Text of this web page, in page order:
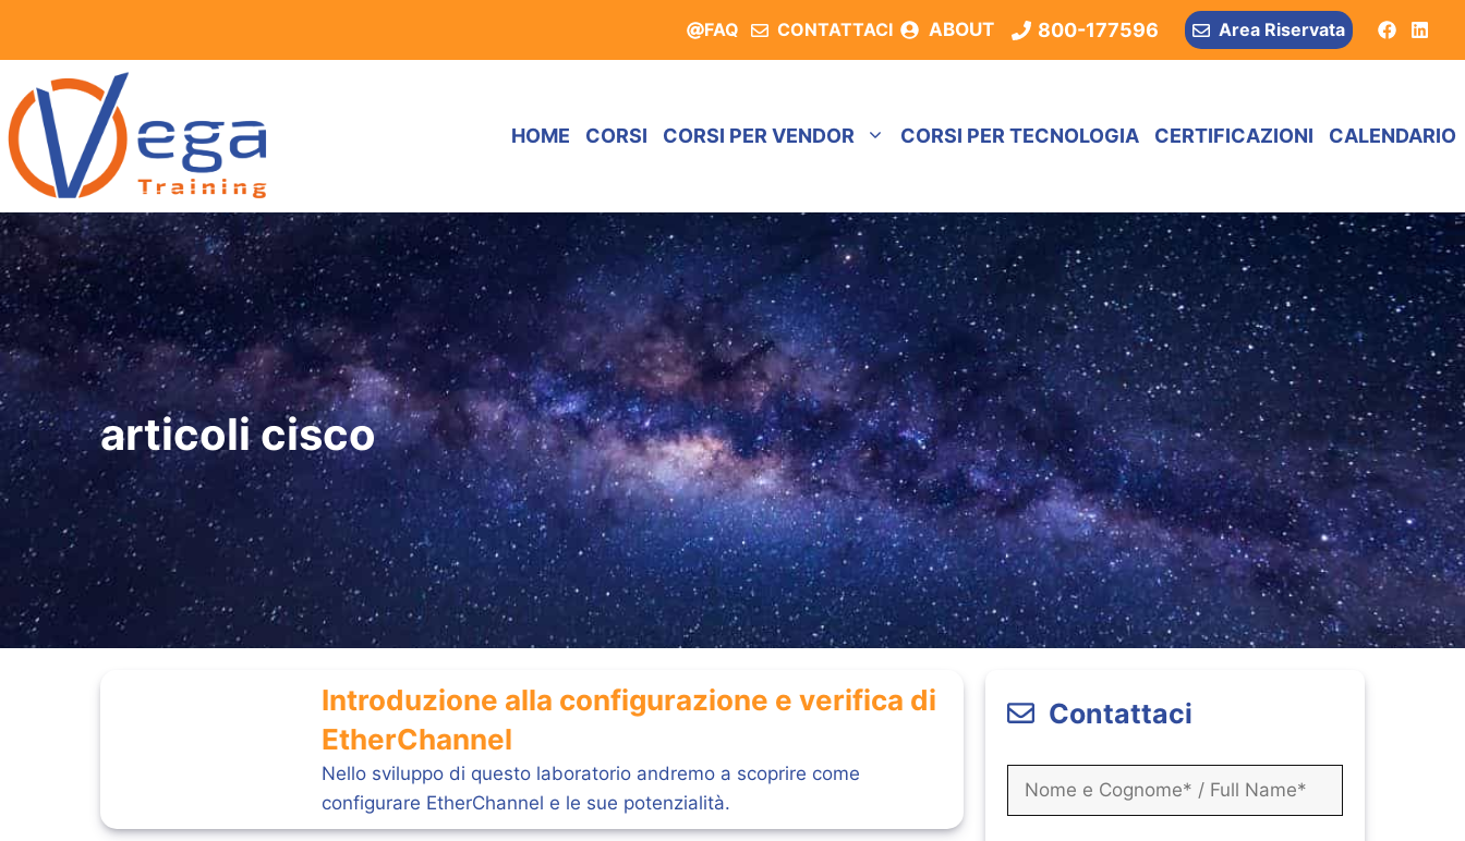
contenuto
FAQ CONTATTACI ABOUT 800-177596 Area Riservata
HOME CORSI CORSI PER VENDOR CORSI PER TECNOLOGIA CERTIFICAZIONI CALENDARIO
articoli cisco
Introduzione alla configurazione e verifica di
EtherChannel
Nello sviluppo di questo laboratorio andremo a scoprire come
configurare EtherChannel e le sue potenzialità.
Contattaci